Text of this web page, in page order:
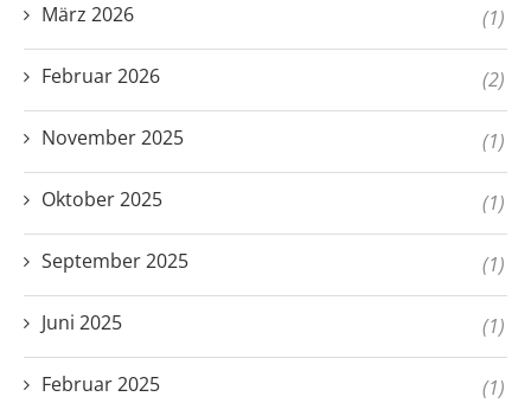
März 2026 (1)
Februar 2026 (2)
November 2025 (1)
Oktober 2025 (1)
September 2025 (1)
Juni 2025 (1)
Februar 2025 (1)